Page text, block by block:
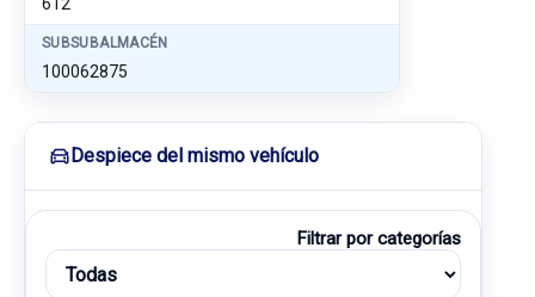
SUBSUBALMACÉN
100062875
Despiece del mismo vehículo
Filtrar por categorías